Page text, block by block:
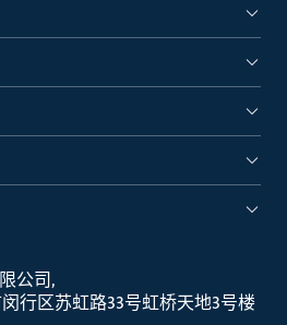
公司
行区苏虹路33号虹桥天地3号楼